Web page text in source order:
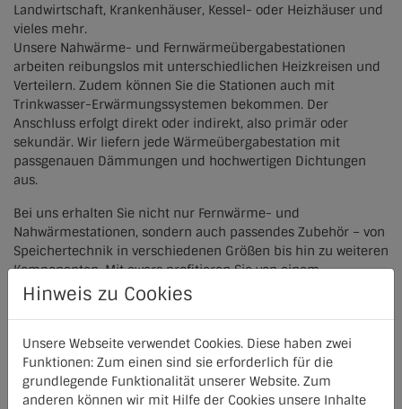
Landwirtschaft, Krankenhäuser, Kessel- oder Heizhäuser und
vieles mehr.
Unsere Nahwärme- und Fernwärmeübergabestationen
arbeiten reibungslos mit unterschiedlichen Heizkreisen und
Verteilern. Zudem können Sie die Stationen auch mit
Trinkwasser-Erwärmungssystemen bekommen. Der
Anschluss erfolgt direkt oder indirekt, also primär oder
sekundär. Wir liefern jede Wärmeübergabestation mit
passgenauen Dämmungen und hochwertigen Dichtungen
aus.
Bei uns erhalten Sie nicht nur Fernwärme- und
Nahwärmestationen, sondern auch passendes Zubehör – von
Speichertechnik in verschiedenen Größen bis hin zu weiteren
Komponenten. Mit ewers profitieren Sie von einem
umfassenden Paket für den schnellen Einbau und die
Kontakt:
Christian Brüggemann
Tel.: +49 5207 9190-0
Hinweis zu Cookies
Unsere Webseite verwendet Cookies. Diese haben zwei
Funktionen: Zum einen sind sie erforderlich für die
grundlegende Funktionalität unserer Website. Zum
anderen können wir mit Hilfe der Cookies unsere Inhalte